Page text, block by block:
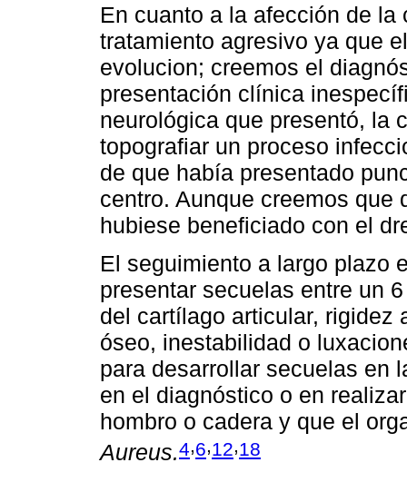
En cuanto a la afección de
tratamiento agresivo ya que
evolucion; creemos el
presentación clínica
neurológica que presentó, la
topografiar un proceso
de que había presentado
centro. Aunque creemos que
hubiese beneficiado con el
El seguimiento a largo plazo
presentar secuelas entre un
del cartílago articular, rigidez
óseo, inestabilidad o
para desarrollar secuelas en
en el diagnóstico o en
hombro o cadera y que el
Aureus.4,6,12,18